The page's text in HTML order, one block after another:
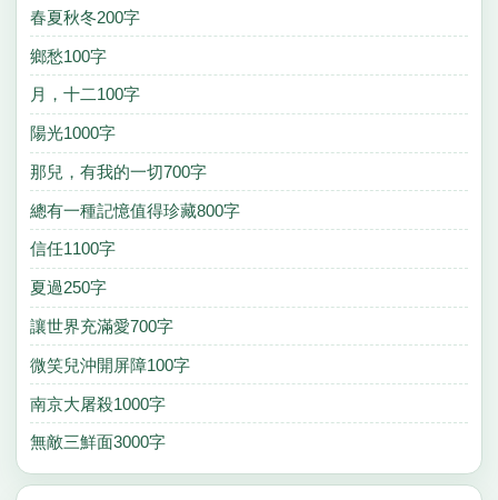
春夏秋冬200字
鄉愁100字
月，十二100字
陽光1000字
那兒，有我的一切700字
總有一種記憶值得珍藏800字
信任1100字
夏過250字
讓世界充滿愛700字
微笑兒沖開屏障100字
南京大屠殺1000字
無敵三鮮面3000字